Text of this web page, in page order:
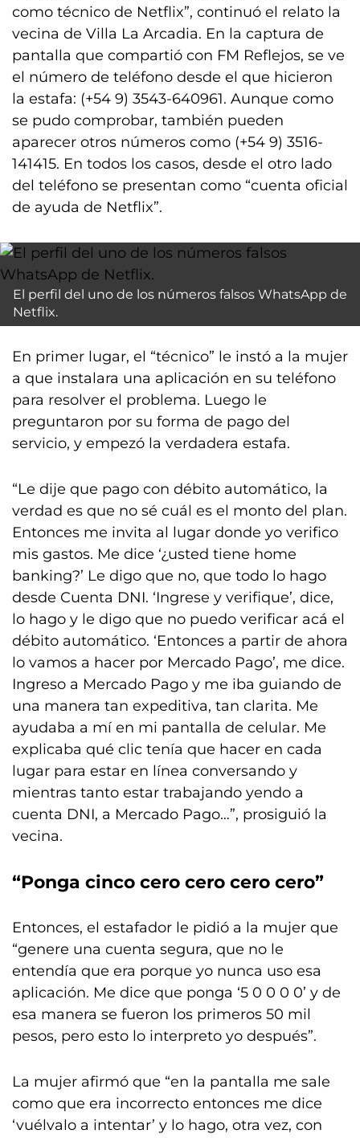
como técnico de Netflix”, continuó el relato la
vecina de Villa La Arcadia. En la captura de
pantalla que compartió con FM Reflejos, se ve
el número de teléfono desde el que hicieron
la estafa: (+54 9) 3543-640961. Aunque como
se pudo comprobar, también pueden
aparecer otros números como (+54 9) 3516-
141415. En todos los casos, desde el otro lado
del teléfono se presentan como “cuenta oficial
de ayuda de Netflix”.
El perfil del uno de los números falsos WhatsApp de
Netflix.
En primer lugar, el “técnico” le instó a la mujer
a que instalara una aplicación en su teléfono
para resolver el problema. Luego le
preguntaron por su forma de pago del
servicio, y empezó la verdadera estafa.
“Le dije que pago con débito automático, la
verdad es que no sé cuál es el monto del plan.
Entonces me invita al lugar donde yo verifico
mis gastos. Me dice ‘¿usted tiene home
banking?’ Le digo que no, que todo lo hago
desde Cuenta DNI. ‘Ingrese y verifique’, dice,
lo hago y le digo que no puedo verificar acá el
débito automático. ‘Entonces a partir de ahora
lo vamos a hacer por Mercado Pago’, me dice.
Ingreso a Mercado Pago y me iba guiando de
una manera tan expeditiva, tan clarita. Me
ayudaba a mí en mi pantalla de celular. Me
explicaba qué clic tenía que hacer en cada
lugar para estar en línea conversando y
mientras tanto estar trabajando yendo a
cuenta DNI, a Mercado Pago…”, prosiguió la
vecina.
“Ponga cinco cero cero cero cero”
Entonces, el estafador le pidió a la mujer que
“genere una cuenta segura, que no le
entendía que era porque yo nunca uso esa
aplicación. Me dice que ponga ‘5 0 0 0 0’ y de
esa manera se fueron los primeros 50 mil
pesos, pero esto lo interpreto yo después”.
La mujer afirmó que “en la pantalla me sale
como que era incorrecto entonces me dice
‘vuélvalo a intentar’ y lo hago, otra vez, con